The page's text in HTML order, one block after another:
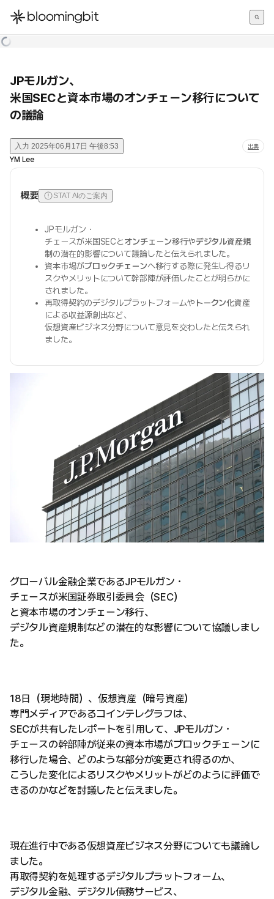
한국어
JPモルガン、
米国SECと資本市場のオンチェーン移行について
の議論
入力 2025年06月17日 午後8:53 出典
YM Lee
概要 STAT AIのご案内
JPモルガン・
チェースが米国SECとオンチェーン移行やデジタル資産規
制 の潜在的影響について議論したと伝えられました。
資本市場がブロックチェーンへ移行する際に発生し得るリ
スクやメリットについて幹部陣が評価したことが明らかに
されました。
再取得契約のデジタルプラットフォームや トークン化資産
による収益源創出など、
仮想資産ビジネス分野について意見を交わしたと伝えられ
ました。
グローバル金融企業であるJPモルガン・
チェースが米国証券取引委員会（SEC）
と資本市場のオンチェーン移行、
デジタル資産規制などの潜在的な影響について協議しまし
た。
18日（現地時間）、仮想資産（暗号資産）
専門メディアであるコインテレグラフは、
SECが共有したレポートを引用して、JPモルガン・
チェースの幹部陣が従来の資本市場がブロックチェーンに
移行した場合、どのような部分が変更され得るのか、
こうした変化によるリスクやメリットがどのように評価で
きるのかなどを討議したと伝えました。
現在進行中である仮想資産ビジネス分野についても議論し
ました。
再取得契約を処理するデジタルプラットフォーム、
デジタル金融、デジタル債務サービス、